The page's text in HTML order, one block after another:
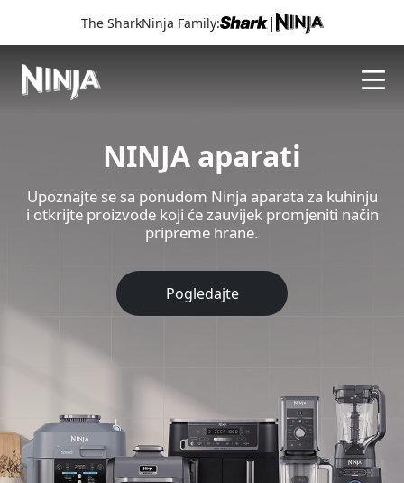
The SharkNinja Family: |
NINJA aparati
Upoznajte se sa ponudom Ninja aparata za kuhinju
i otkrijte proizvode koji će zauvijek promjeniti način
pripreme hrane.
Pogledajte